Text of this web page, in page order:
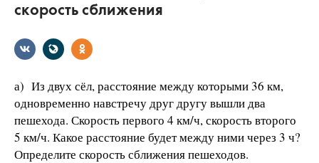
скорость сближения
а) Из двух сёл, расстояние между которыми 36 км,
одновременно навстречу друг другу вышли два
пешехода. Скорость первого 4 км/ч, скорость второго
5 км/ч. Какое расстояние будет между ними через 3 ч?
Определите скорость сближения пешеходов.